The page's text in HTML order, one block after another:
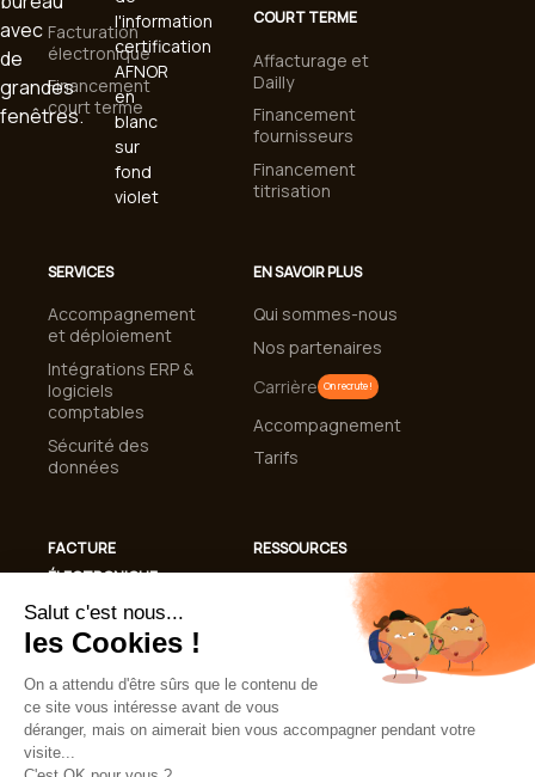
Facturation
électronique
Financement
court terme
SERVICES
Accompagnement
et déploiement
Intégrations ERP &
logiciels
comptables
Sécurité des
données
FACTURE
ÉLECTRONIQUE
Conformité
Facturation
Automatisation de
la gestion des
factures
COURT TERME
Affacturage et
Dailly
Financement
fournisseurs
Financement
titrisation
EN SAVOIR PLUS
Qui sommes-nous
Nos partenaires
Carrière On recrute !
Accompagnement
Tarifs
RESSOURCES
Guides et livres
blancs
Lexique